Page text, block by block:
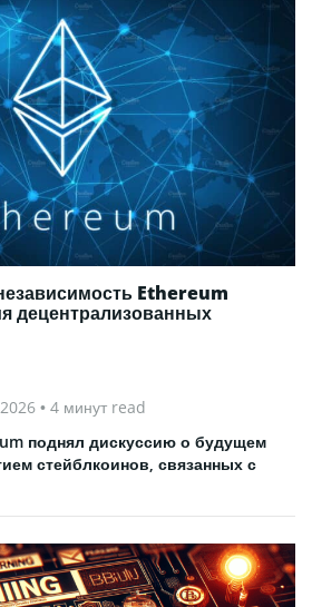
Ethereum
децентрализованных
• 4 минут read
поднял дискуссию о будущем
стейблкоинов, связанных с